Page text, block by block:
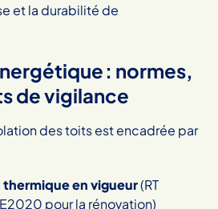
et la durabilité de
: normes,
de vigilance
des toits est encadrée par
en vigueur(RT
pour la rénovation)